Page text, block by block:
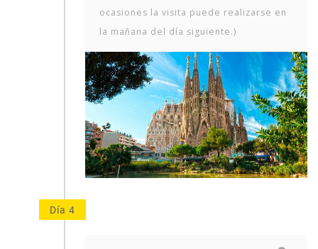
ocasiones la visita puede realizarse en
la mañana del día siguiente.)
Día 4